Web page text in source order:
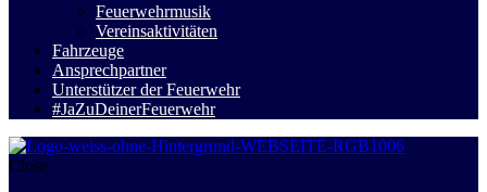
Feuerwehrmusik
Vereinsaktivitäten
Fahrzeuge
Ansprechpartner
Unterstützer der Feuerwehr
#JaZuDeinerFeuerwehr
Close